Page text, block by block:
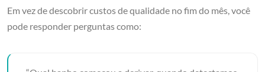
Em vez de descobrir custos de qualidade no fim do mês, você
pode responder perguntas como: